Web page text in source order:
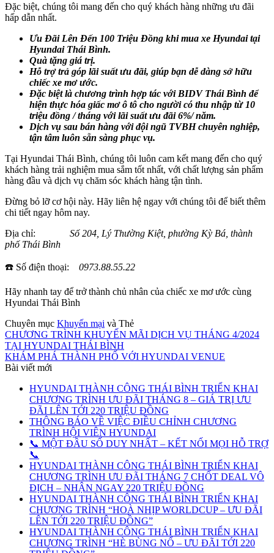
Đặc biệt, chúng tôi mang đến cho quý khách hàng những ưu đãi
hấp dẫn nhất.
Ưu Đãi Lên Đến 100 Triệu Đồng khi mua xe Hyundai tại
Hyundai Thái Bình.
Quà tặng giá trị.
Hỗ trợ trả góp lãi suất ưu đãi, giúp bạn dễ dàng sở hữu
chiếc xe mơ ước.
Đặc biệt là chương trình hợp tác với BIDV Thái Bình để
hiện thực hóa giấc mơ ô tô cho người có thu nhập từ 10
triệu đồng / tháng với lãi suất ưu đãi 6%/ năm.
Dịch vụ sau bán hàng với đội ngũ TVBH chuyên nghiệp,
tận tâm luôn sẵn sàng phục vụ.
Tại Hyundai Thái Bình, chúng tôi luôn cam kết mang đến cho quý
khách hàng trải nghiệm mua sắm tốt nhất, với chất lượng sản phẩm
hàng đầu và dịch vụ chăm sóc khách hàng tận tình.
Đừng bỏ lỡ cơ hội này. Hãy liên hệ ngay với chúng tôi để biết thêm
chi tiết ngay hôm nay.
Địa chỉ: Số 204, Lý Thường Kiệt, phường Kỳ Bá, thành
phố Thái Bình
☎️ Số điện thoại: 0973.88.55.22
Hãy nhanh tay để trở thành chủ nhân của chiếc xe mơ ước cùng
Hyundai Thái Bình
Chuyên mục Khuyến mại và Thẻ
CHƯƠNG TRÌNH KHUYẾN MÃI DỊCH VỤ THÁNG 4/2024
TẠI HYUNDAI THÁI BÌNH
KHÁM PHÁ THÀNH PHỐ VỚI HYUNDAI VENUE
Bài viết mới
HYUNDAI THÀNH CÔNG THÁI BÌNH TRIỂN KHAI
CHƯƠNG TRÌNH ƯU ĐÃI THÁNG 8 – GIÁ TRỊ ƯU
ĐÃI LÊN TỚI 220 TRIỆU ĐỒNG
THÔNG BÁO VỀ VIỆC ĐIỀU CHỈNH CHƯƠNG
TRÌNH HỘI VIÊN HYUNDAI
📞 MỘT ĐẦU SỐ DUY NHẤT – KẾT NỐI MỌI HỖ TRỢ
📞
HYUNDAI THÀNH CÔNG THÁI BÌNH TRIỂN KHAI
CHƯƠNG TRÌNH ƯU ĐÃI THÁNG 7 CHỐT DEAL VÔ
ĐỊCH – NHẬN NGAY 220 TRIỆU ĐỒNG
HYUNDAI THÀNH CÔNG THÁI BÌNH TRIỂN KHAI
CHƯƠNG TRÌNH “HOÀ NHỊP WORLDCUP – ƯU ĐÃI
LÊN TỚI 220 TRIỆU ĐỒNG”
HYUNDAI THÀNH CÔNG THÁI BÌNH TRIỂN KHAI
CHƯƠNG TRÌNH “HÈ BÙNG NỔ – ƯU ĐÃI TỚI 220